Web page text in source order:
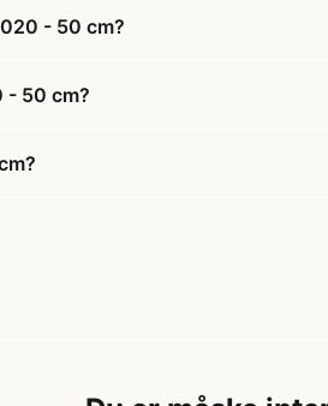
- 50 cm?
- 50 cm?